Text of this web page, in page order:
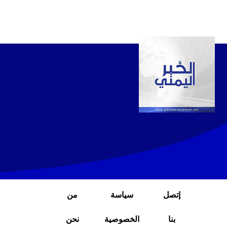
إتصل
بنا
سياسة
الخصوصية
من
نحن